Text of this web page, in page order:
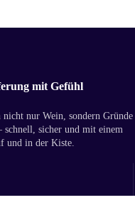
mit Gefühl
nur Wein, sondern Gründe
schnell, sicher und mit einem
und in der Kiste.